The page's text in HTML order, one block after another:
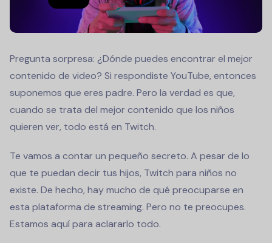
Pregunta sorpresa: ¿Dónde puedes encontrar el mejor
contenido de video? Si respondiste YouTube, entonces
suponemos que eres padre. Pero la verdad es que,
cuando se trata del mejor contenido que los niños
quieren ver, todo está en Twitch.
Te vamos a contar un pequeño secreto. A pesar de lo
que te puedan decir tus hijos, Twitch para niños no
existe. De hecho, hay mucho de qué preocuparse en
esta plataforma de streaming. Pero no te preocupes.
Estamos aquí para aclararlo todo.